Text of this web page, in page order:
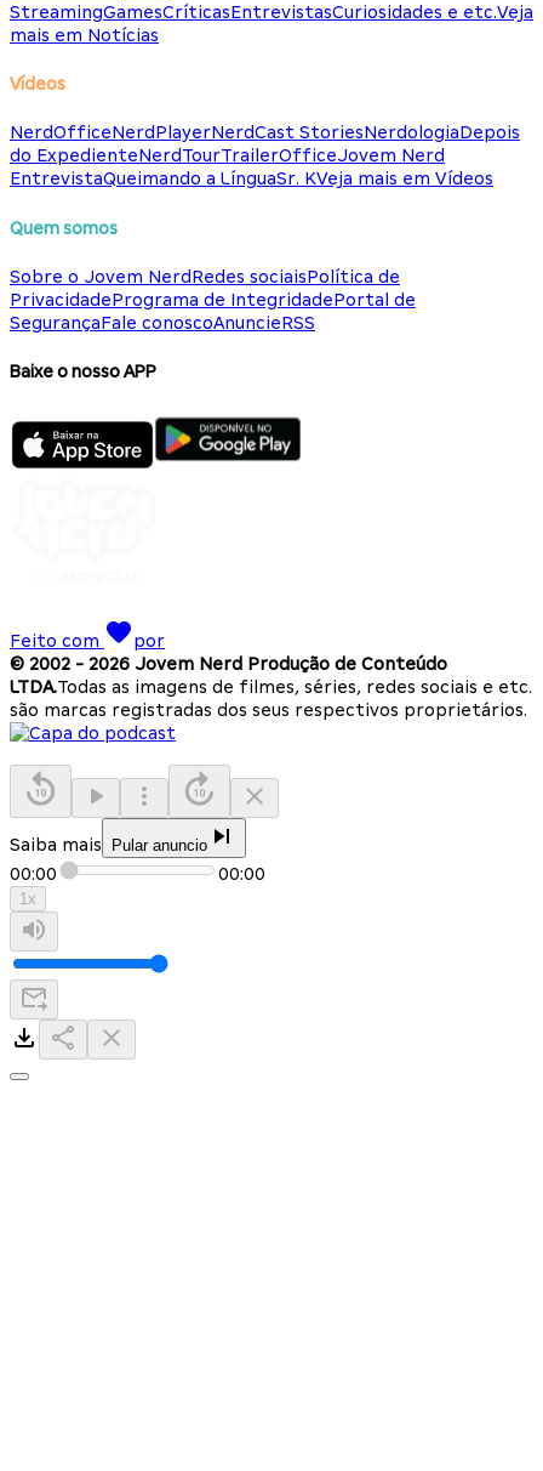
StreamingGamesCríticasEntrevistasCuriosidades e etc.Veja
mais em Notícias
Vídeos
NerdOfficeNerdPlayerNerdCast StoriesNerdologiaDepois
do ExpedienteNerdTourTrailerOfficeJovem Nerd
EntrevistaQueimando a LínguaSr. KVeja mais em Vídeos
Quem somos
Sobre o Jovem NerdRedes sociaisPolítica de
PrivacidadePrograma de IntegridadePortal de
SegurançaFale conoscoAnuncieRSS
Baixe o nosso APP
Feito com
por
© 2002 - 2026 Jovem Nerd Produção de Conteúdo
LTDA.Todas as imagens de filmes, séries, redes sociais e etc.
são marcas registradas dos seus respectivos proprietários.
Saiba mais Pular anuncio
00:00 00:00
1x